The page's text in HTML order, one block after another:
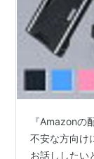
『Amazonの
不安な方向け
お話ししたい